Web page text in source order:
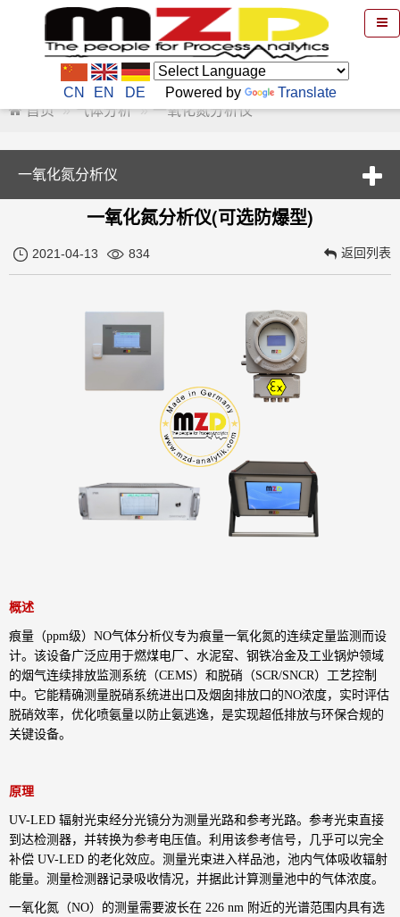
CN EN DE Powered by
Translate
首页
气体分析 一氧化氮分析仪
一氧化氮分析仪
一氧化氮分析仪(可选防爆型)
 2021-04-13  834 返回列表
概述
痕量（ppm级）NO气体分析仪专为痕量一氧化氮的连续定量监测而设
计。该设备广泛应用于燃煤电厂、水泥窑、钢铁冶金及工业锅炉领域
的烟气连续排放监测系统（CEMS）和脱硝（SCR/SNCR）工艺控制
中。它能精确测量脱硝系统进出口及烟囱排放口的NO浓度，实时评估
脱硝效率，优化喷氨量以防止氨逃逸，是实现超低排放与环保合规的
关键设备。
原理
UV-LED 辐射光束经分光镜分为测量光路和参考光路。参考光束直接
到达检测器，并转换为参考电压值。利用该参考信号，几乎可以完全
补偿 UV-LED 的老化效应。测量光束进入样品池，池内气体吸收辐射
能量。测量检测器记录吸收情况，并据此计算测量池中的气体浓度。
一氧化氮（NO）的测量需要波长在 226 nm 附近的光谱范围内具有选